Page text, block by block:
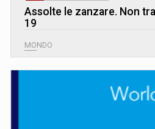
Assolte le zanzare. Non
19
MONDO